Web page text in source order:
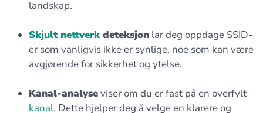
landskap.
Skjult nettverk deteksjon lar deg oppdage SSID-
er som vanligvis ikke er synlige, noe som kan være
avgjørende for sikkerhet og ytelse.
Kanal-analyseviser om du er fast på en overfylt
kanal. Dette hjelper deg å velge en klarere og